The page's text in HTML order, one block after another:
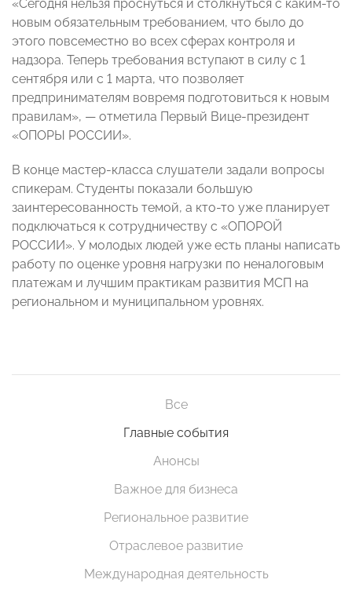
«Сегодня нельзя проснуться и столкнуться с каким-то
новым обязательным требованием, что было до
этого повсеместно во всех сферах контроля и
надзора. Теперь требования вступают в силу с 1
сентября или с 1 марта, что позволяет
предпринимателям вовремя подготовиться к новым
правилам», — отметила Первый Вице-президент
«ОПОРЫ РОССИИ».
В конце мастер-класса слушатели задали вопросы
спикерам. Студенты показали большую
заинтересованность темой, а кто-то уже планирует
подключаться к сотрудничеству с «ОПОРОЙ
РОССИИ». У молодых людей уже есть планы написать
работу по оценке уровня нагрузки по неналоговым
платежам и лучшим практикам развития МСП на
региональном и муниципальном уровнях.
Все
Главные события
Анонсы
Важное для бизнеса
Региональное развитие
Отраслевое развитие
Международная деятельность